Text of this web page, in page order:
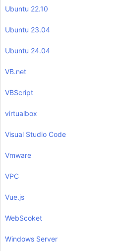
Ubuntu 22.10
Ubuntu 23.04
Ubuntu 24.04
VB.net
VBScript
virtualbox
Visual Studio Code
Vmware
VPC
Vue.js
WebScoket
Windows Server